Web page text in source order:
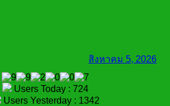
สิงหาคม 5, 2026
Users Today : 724
Users Yesterday : 1342